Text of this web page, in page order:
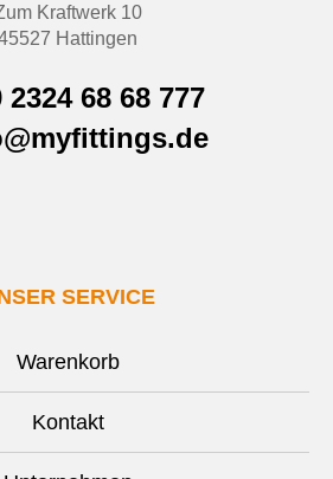
Kraftwerk 10
Hattingen
2324 68 68 777
SERVICE
Warenkorb
Kontakt